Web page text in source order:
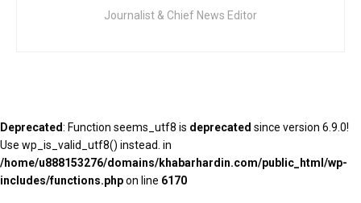
Journalist & Chief News Editor
Deprecated: Function seems_utf8 is deprecated since version 6.9.0!
Use wp_is_valid_utf8() instead. in
/home/u888153276/domains/khabarhardin.com/public_html/wp-
includes/functions.phpon line 6170